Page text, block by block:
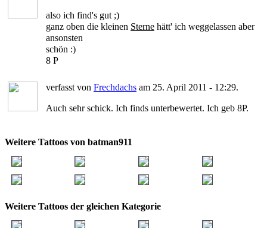
also ich find's gut ;)
ganz oben die kleinen Sterne hätt' ich weggelassen aber
ansonsten
schön :)
8 P
verfasst von Frechdachs am 25. April 2011 - 12:29.
Auch sehr schick. Ich finds unterbewertet. Ich geb 8P.
Weitere Tattoos von batman911
Weitere Tattoos der gleichen Kategorie